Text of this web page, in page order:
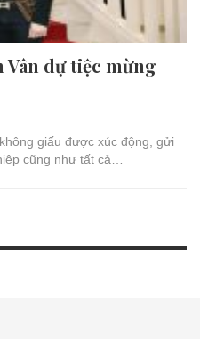
Vân dự tiệc mừng
giấu được xúc động, gửi
cũng như tất cả…